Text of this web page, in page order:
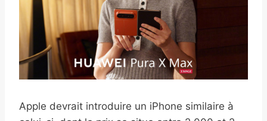
Apple devrait introduire un iPhone similaire à